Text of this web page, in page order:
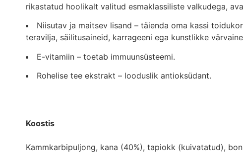
rikastatud hoolikalt valitud esmaklassiliste valkudega,
Niisutav ja maitsev lisand – täienda oma kassi
teravilja, säilitusaineid, karrageeni ega kunstlikke
E-vitamiin – toetab immuunsüsteemi.
Rohelise tee ekstrakt – looduslik antioksüdant.
Koostis
Kammkarbipuljong, kana (40%), tapiokk (kuivatatud),